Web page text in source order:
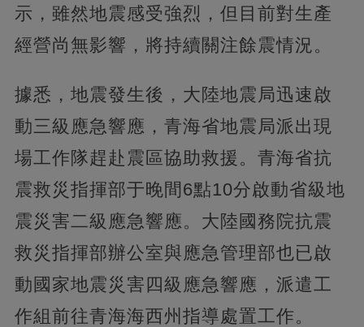
示，雖然地震感受強烈，但目前對生產
經營尚無影響，將持續關注餘震情況。
據悉，地震發生後，大陸地震局迅速啟
動三級應急響應，青海省地震局派出現
場工作隊趕赴震區協助救援。青海省抗
震救災指揮部于晚間6點10分啟動省級地
震災害二級應急響應。大陸國務院抗震
救災指揮部辦公室與應急管理部也已啟
動國家地震災害四級應急響應，派遣工
作組前往青海海西州指導處置工作。